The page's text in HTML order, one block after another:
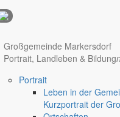
anzeigen@gemeinde-
Großgemeinde Markersdorf
Portrait, Landleben & Bildung
Portrait
Leben in der
Kurzportrait der